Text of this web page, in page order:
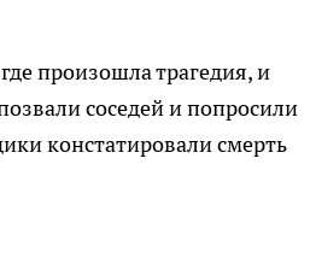
произошла трагедия, и
соседей и попросили
констатировали смерть